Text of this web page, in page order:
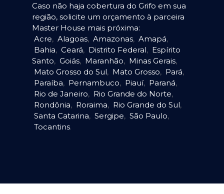
Caso não haja cobertura do Grifo em sua
região, solicite um orçamento à parceira
Master House mais próxima:
Acre, Alagoas, Amazonas, Amapá,
Bahia, Ceará, Distrito Federal, Espírito
Santo, Goiás, Maranhão, Minas Gerais,
Mato Grosso do Sul, Mato Grosso, Pará,
Paraíba, Pernambuco, Piauí, Paraná,
Rio de Janeiro, Rio Grande do Norte,
Rondônia, Roraima, Rio Grande do Sul,
Santa Catarina, Sergipe, São Paulo,
Tocantins.